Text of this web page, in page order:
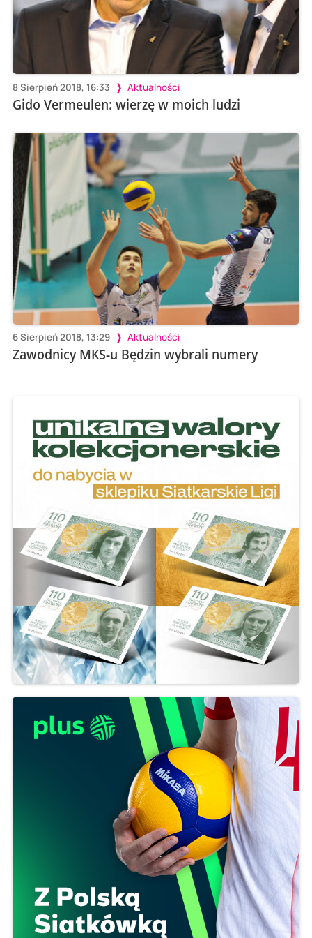
8 Sierpień 2018, 16:33 Aktualności
Gido Vermeulen: wierzę w moich ludzi
6 Sierpień 2018, 13:29 Aktualności
Zawodnicy MKS-u Będzin wybrali numery